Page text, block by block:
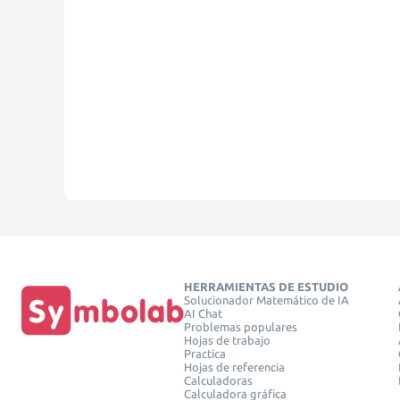
HERRAMIENTAS DE ESTUDIO
Solucionador Matemático de IA
AI Chat
Problemas populares
Hojas de trabajo
Practica
Hojas de referencia
Calculadoras
Calculadora gráfica